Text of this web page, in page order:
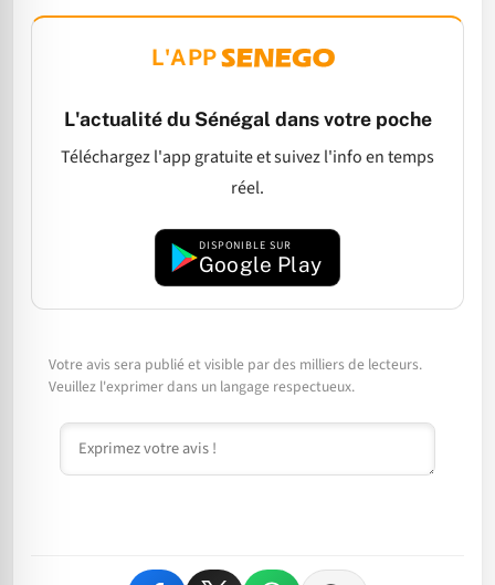
L'APP
L'actualité du Sénégal dans votre poche
Téléchargez l'app gratuite et suivez l'info en temps
réel.
DISPONIBLE SUR
Google Play
Votre avis sera publié et visible par des milliers de lecteurs.
Veuillez l'exprimer dans un langage respectueux.
Commentaire